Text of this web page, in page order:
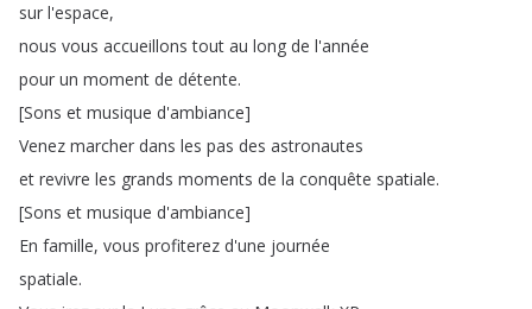
sur l'espace,
nous vous accueillons tout au long de l'année
pour un moment de détente.
[Sons et musique d'ambiance]
Venez marcher dans les pas des astronautes
et revivre les grands moments de la conquête spatiale.
[Sons et musique d'ambiance]
En famille, vous profiterez d'une journée
spatiale.